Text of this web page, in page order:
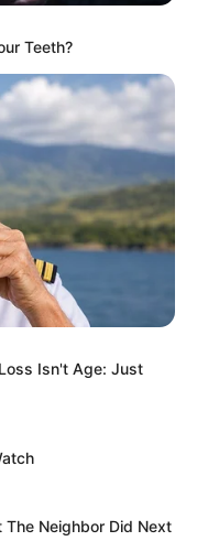
Teeth?
Isn't Age: Just
Neighbor Did Next